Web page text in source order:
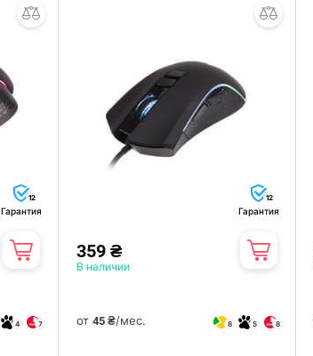
12
Гарантия
4 7
12
Гарантия
359 ₴
В наличии
от45 ₴/мес. 8 5 8